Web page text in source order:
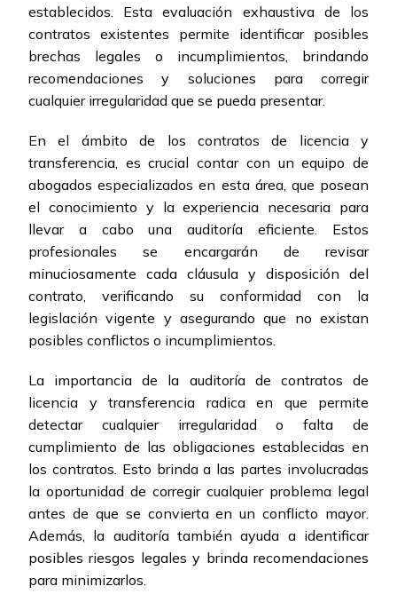
establecidos. Esta evaluación exhaustiva de los
contratos existentes permite identificar posibles
brechas legales o incumplimientos, brindando
recomendaciones y soluciones para corregir
cualquier irregularidad que se pueda presentar.
En el ámbito de los contratos de licencia y
transferencia, es crucial contar con un equipo de
abogados especializados en esta área, que posean
el conocimiento y la experiencia necesaria para
llevar a cabo una auditoría eficiente. Estos
profesionales se encargarán de revisar
minuciosamente cada cláusula y disposición del
contrato, verificando su conformidad con la
legislación vigente y asegurando que no existan
posibles conflictos o incumplimientos.
La importancia de la auditoría de contratos de
licencia y transferencia radica en que permite
detectar cualquier irregularidad o falta de
cumplimiento de las obligaciones establecidas en
los contratos. Esto brinda a las partes involucradas
la oportunidad de corregir cualquier problema legal
antes de que se convierta en un conflicto mayor.
Además, la auditoría también ayuda a identificar
posibles riesgos legales y brinda recomendaciones
para minimizarlos.